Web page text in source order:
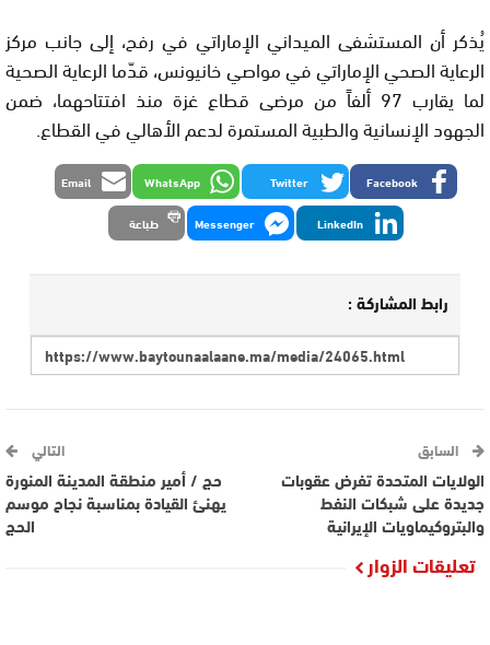
يُذكر أن المستشفى الميداني الإماراتي في رفح، إلى جانب مركز
الرعاية الصحي الإماراتي في مواصي خانيونس، قدّما الرعاية الصحية
لما يقارب 97 ألفاً من مرضى قطاع غزة منذ افتتاحهما، ضمن
الجهود الإنسانية والطبية المستمرة لدعم الأهالي في القطاع.
Facebook
Twitter
WhatsApp
Email
LinkedIn
Messenger طباعة
رابط المشاركة :
السابق
الولايات المتحدة تفرض عقوبات
جديدة على شبكات النفط
والبتروكيماويات الإيرانية
التالي
حج / أمير منطقة المدينة المنورة
يهنئ القيادة بمناسبة نجاح موسم
الحج
تعليقات الزوار